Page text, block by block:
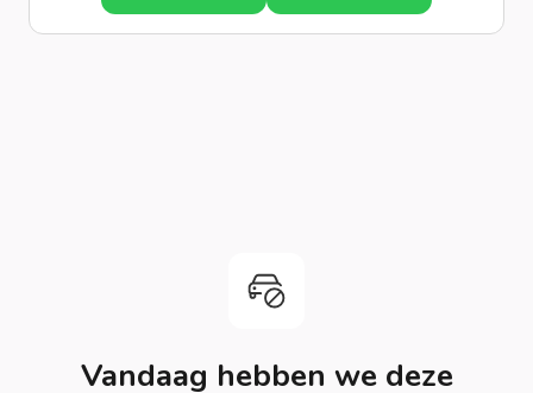
Vandaag hebben we deze